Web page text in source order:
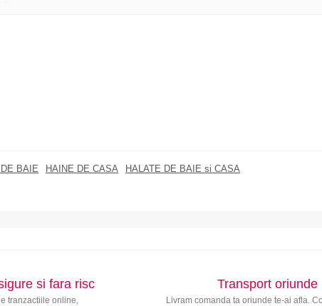
BAIE HAINE DE CASA
HALATE DE BAIE si CASA
si fara risc
tranzactiile online,
Transport oriunde
Livram comanda ta oriunde te-ai afla.